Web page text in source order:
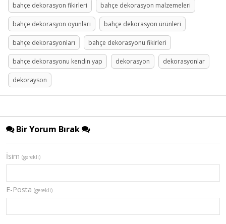
bahçe dekorasyon fikirleri bahçe dekorasyon malzemeleri
bahçe dekorasyon oyunları bahçe dekorasyon ürünleri
bahçe dekorasyonları bahçe dekorasyonu fikirleri
bahçe dekorasyonu kendin yap dekorasyon dekorasyonlar
dekorayson
Bir Yorum Bırak
İsim (gerekli)
E-Posta (gerekli)